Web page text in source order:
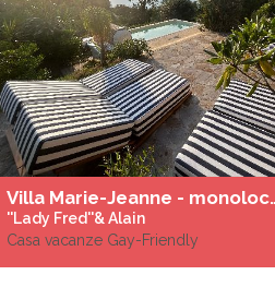
Villa Marie-
''Lady Fred''& Alain
Casa vacanze Gay-Friendly